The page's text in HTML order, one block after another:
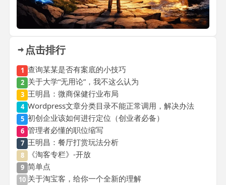
点击排行
1 查询某某是否有案底的小技巧
2 关于大学“无用论”，我不这么认为
3 王明昌：微商保健行业布局
4 Wordpress文章分类目录不能正常调用，解决办法
5 初创企业该如何进行定位（创业者必备）
6 管理者必懂的职位缩写
7 王明昌：餐厅打赏玩法分析
8 《淘客专栏》-开放
9 简单点
10 关于淘宝客，给你一个全新的理解